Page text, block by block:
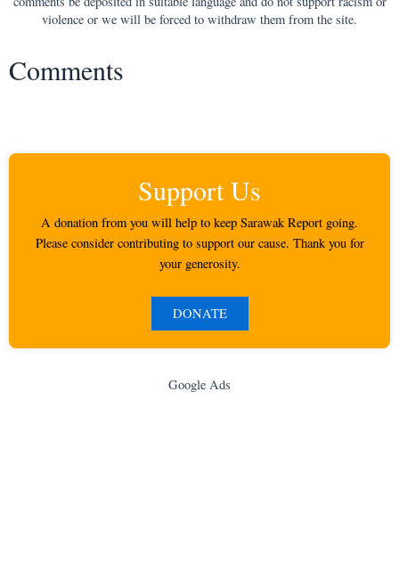
violence or we will be forced to withdraw them from the site.
Comments
Support Us
A donation from you will help to keep Sarawak Report going.
Please consider contributing to support our cause. Thank you for
your generosity.
DONATE
Google Ads